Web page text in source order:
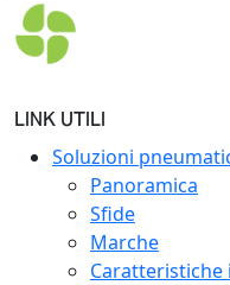
LINK UTILI
Soluzioni
Panoramica
Sfide
Marche
Caratteristiche